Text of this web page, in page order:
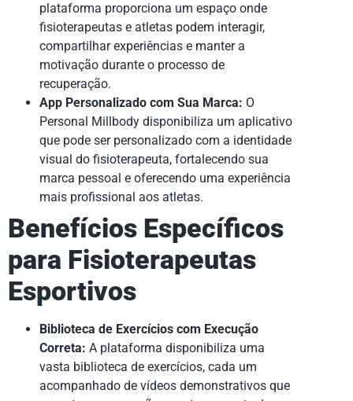
plataforma proporciona um espaço onde
fisioterapeutas e atletas podem interagir,
compartilhar experiências e manter a
motivação durante o processo de
recuperação.
App Personalizado com Sua Marca: O
Personal Millbody disponibiliza um aplicativo
que pode ser personalizado com a identidade
visual do fisioterapeuta, fortalecendo sua
marca pessoal e oferecendo uma experiência
mais profissional aos atletas.
Benefícios Específicos
para Fisioterapeutas
Esportivos
Biblioteca de Exercícios com Execução
Correta: A plataforma disponibiliza uma
vasta biblioteca de exercícios, cada um
acompanhado de vídeos demonstrativos que